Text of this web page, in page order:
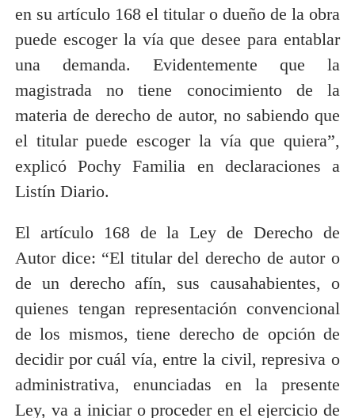
en su artículo 168 el titular o dueño de la obra
puede escoger la vía que desee para entablar
una demanda. Evidentemente que la
magistrada no tiene conocimiento de la
materia de derecho de autor, no sabiendo que
el titular puede escoger la vía que quiera”,
explicó Pochy Familia en declaraciones a
Listín Diario.
El artículo 168 de la Ley de Derecho de
Autor dice: “El titular del derecho de autor o
de un derecho afín, sus causahabientes, o
quienes tengan representación convencional
de los mismos, tiene derecho de opción de
decidir por cuál vía, entre la civil, represiva o
administrativa, enunciadas en la presente
Ley, va a iniciar o proceder en el ejercicio de